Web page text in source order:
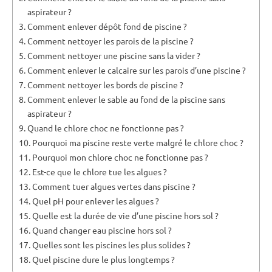
aspirateur ?
Comment enlever dépôt fond de piscine ?
Comment nettoyer les parois de la piscine ?
Comment nettoyer une piscine sans la vider ?
Comment enlever le calcaire sur les parois d’une piscine ?
Comment nettoyer les bords de piscine ?
Comment enlever le sable au fond de la piscine sans
aspirateur ?
Quand le chlore choc ne fonctionne pas ?
Pourquoi ma piscine reste verte malgré le chlore choc ?
Pourquoi mon chlore choc ne fonctionne pas ?
Est-ce que le chlore tue les algues ?
Comment tuer algues vertes dans piscine ?
Quel pH pour enlever les algues ?
Quelle est la durée de vie d’une piscine hors sol ?
Quand changer eau piscine hors sol ?
Quelles sont les piscines les plus solides ?
Quel piscine dure le plus longtemps ?